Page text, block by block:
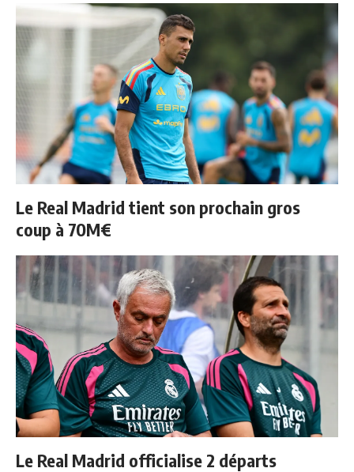
Le Real Madrid tient son prochain gros
coup à 70M€
Le Real Madrid officialise 2 départs